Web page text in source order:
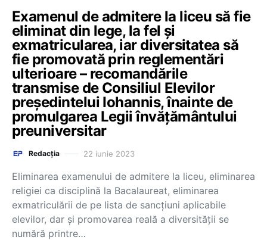
Examenul de admitere la liceu să fie
eliminat din lege, la fel și
exmatricularea, iar diversitatea să
fie promovată prin reglementări
ulterioare – recomandările
transmise de Consiliul Elevilor
președintelui Iohannis, înainte de
promulgarea Legii învățământului
preuniversitar
Redacția 22 iunie 2023
Eliminarea examenului de admitere la liceu, eliminarea
religiei ca disciplină la Bacalaureat, eliminarea
exmatriculării de pe lista de sancțiuni aplicabile
elevilor, dar și promovarea reală a diversității se
numără printre…